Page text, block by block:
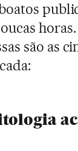
são as